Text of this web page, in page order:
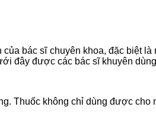
bác sĩ chuyên khoa, đặc biệt
đây được các bác sĩ khuyên
Thuốc không chỉ dùng được